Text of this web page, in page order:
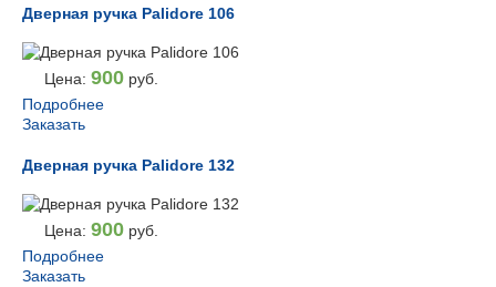
Дверная ручка Palidore 106
Цена: 900 руб.
Подробнее
Заказать
Дверная ручка Palidore 132
Цена: 900 руб.
Подробнее
Заказать